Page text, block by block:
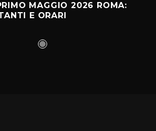
MAGGIO 2026 ROMA:
E ORARI